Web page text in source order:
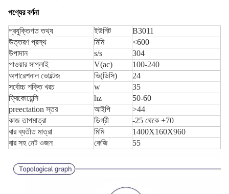
পণ্যের বর্ণনা
প্রযুক্তিগত তথ্য ইউনিট
B3011
উত্তরণ প্রস্থ
মিমি
<600
উপাদান
s/s
304
পাওয়ার সাপ্লাই
V(ac)
100-240
অপারেশনাল ভোল্টেজ
ভি(ডিসি)
24
সর্বোচ্চ শক্তি খরচ
w
35
ফ্রিকোয়েন্সি
hz
50-60
preectation স্তর
আইপি
>44
কাজ তাপমাত্রা
ডিগ্রী
-25 থেকে +70
বার ব্যতীত মাত্রা
মিমি
1400X160X960
বার সহ নেট ওজন
কেজি 55